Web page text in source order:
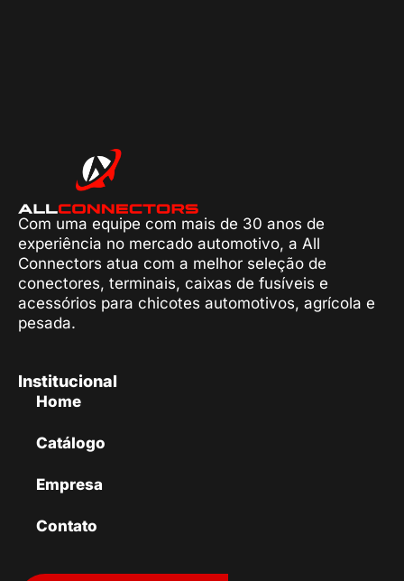
Com uma equipe com mais de 30 anos de
experiência no mercado automotivo, a All
Connectors atua com a melhor seleção de
conectores, terminais, caixas de fusíveis e
acessórios para chicotes automotivos, agrícola e
pesada.
Institucional
Home
Catálogo
Empresa
Contato